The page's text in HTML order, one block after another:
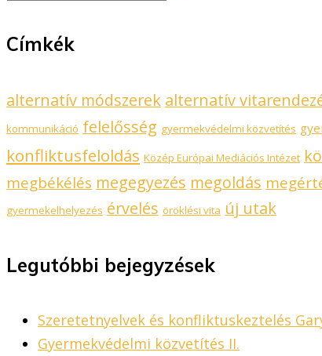
Címkék
alternatív módszerek alternatív
kommunikáció felelősség gyermekvédelmi közvetítés
konfliktusfeloldás Közép Európai Mediációs Intézet
megbékélés megegyezés megoldás
gyermekelhelyezés érvelés öröklési vita új utak
Legutóbbi bejegyzések
Szeretetnyelvek és konfliktuskeztelés
Gyermekvédelmi közvetítés II.